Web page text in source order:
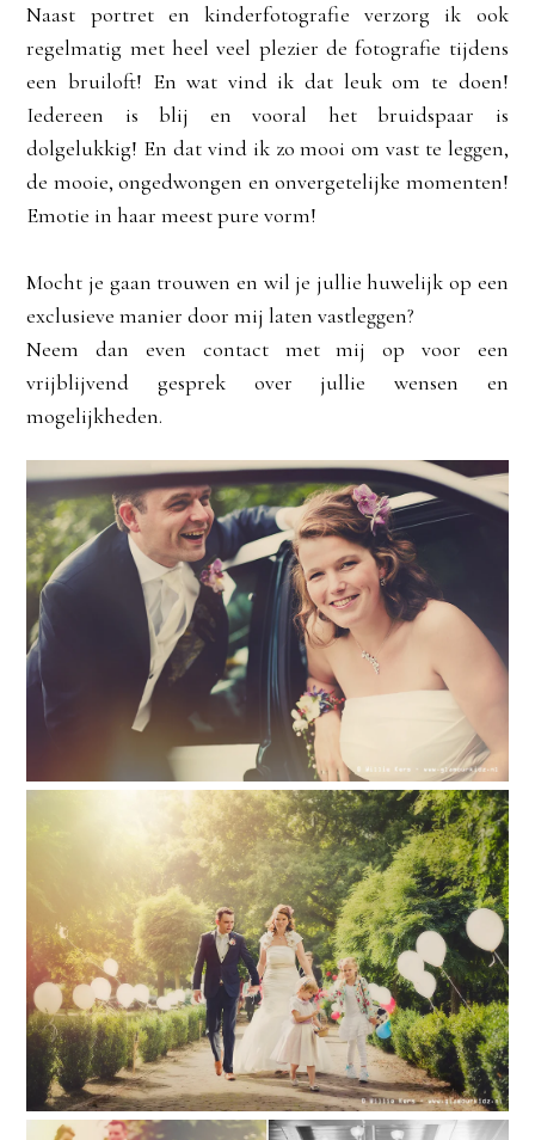
Naast portret en kinderfotografie verzorg ik ook
regelmatig met heel veel plezier de fotografie tijdens
een bruiloft! En wat vind ik dat leuk om te doen!
Iedereen is blij en vooral het bruidspaar is
dolgelukkig! En dat vind ik zo mooi om vast te leggen,
de mooie, ongedwongen en onvergetelijke momenten!
Emotie in haar meest pure vorm!
Mocht je gaan trouwen en wil je jullie huwelijk op een
exclusieve manier door mij laten vastleggen?
Neem dan even contact met mij op voor een
vrijblijvend gesprek over jullie wensen en
mogelijkheden.